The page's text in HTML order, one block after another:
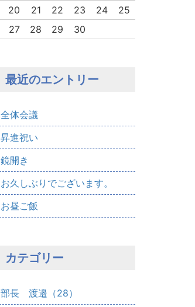
20 21 22 23 24
25
27 28 29 30
最近のエントリー
全体会議
昇進祝い
鏡開き
お久しぶりでございます。
お昼ご飯
カテゴリー
部長 渡邉（28）